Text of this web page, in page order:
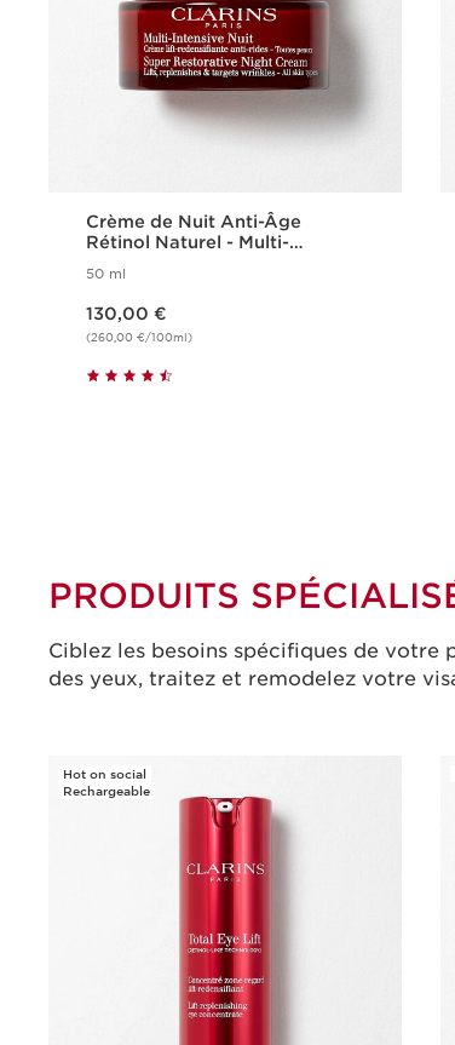
Crème de Nuit Anti-Âge
Rétinol Naturel - Multi-
50 ml
130,00 €
(260,00 €/100ml)
PRODUITS
Ciblez les besoins spécifiques de
des yeux, traitez et remodelez votre
Hot on social
Rechargeable